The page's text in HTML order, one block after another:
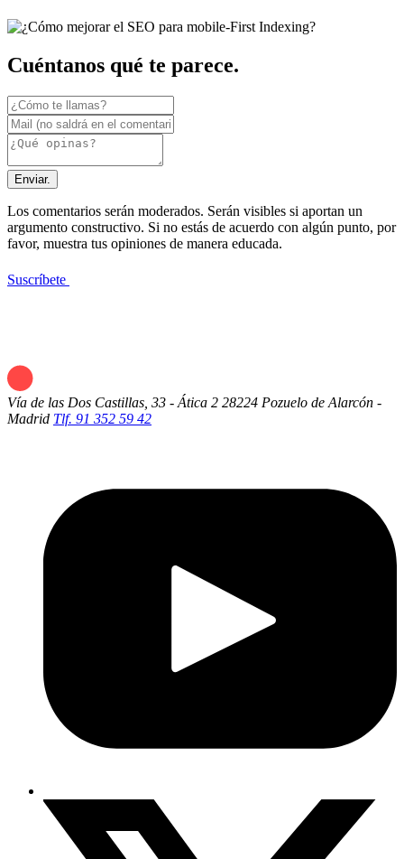
Cuéntanos qué te parece.
Enviar.
Los comentarios serán moderados. Serán visibles si aportan un
argumento constructivo. Si no estás de acuerdo con algún punto, por
favor, muestra tus opiniones de manera educada.
Suscríbete
Vía de las Dos Castillas, 33 - Ática 2 28224 Pozuelo de Alarcón -
Madrid Tlf. 91 352 59 42